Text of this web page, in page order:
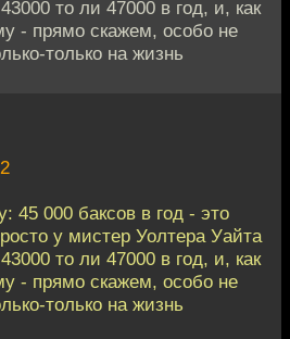
то ли 47000 в год, и, как
- прямо скажем, особо не
только на жизнь
45 000 баксов в год - это
у мистер Уолтера Уайта
то ли 47000 в год, и, как
- прямо скажем, особо не
только на жизнь